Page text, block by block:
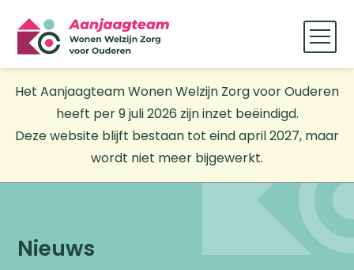
Het Aanjaagteam Wonen Welzijn Zorg voor Ouderen
heeft per 9 juli 2026 zijn inzet beëindigd.
Deze website blijft bestaan tot eind april 2027, maar
wordt niet meer bijgewerkt.
Nieuws